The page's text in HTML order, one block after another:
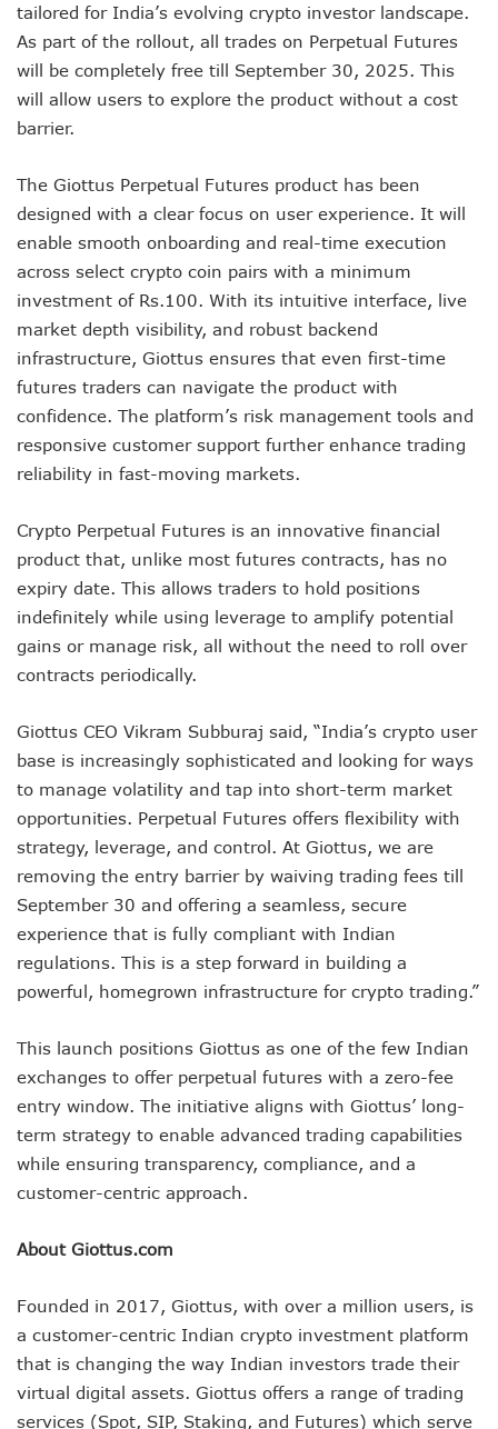
tailored for India’s evolving crypto investor landscape.
As part of the rollout, all trades on Perpetual Futures
will be completely free till September 30, 2025. This
will allow users to explore the product without a cost
barrier.
The Giottus Perpetual Futures product has been
designed with a clear focus on user experience. It will
enable smooth onboarding and real-time execution
across select crypto coin pairs with a minimum
investment of Rs.100. With its intuitive interface, live
market depth visibility, and robust backend
infrastructure, Giottus ensures that even first-time
futures traders can navigate the product with
confidence. The platform’s risk management tools and
responsive customer support further enhance trading
reliability in fast-moving markets.
Crypto Perpetual Futures is an innovative financial
product that, unlike most futures contracts, has no
expiry date. This allows traders to hold positions
indefinitely while using leverage to amplify potential
gains or manage risk, all without the need to roll over
contracts periodically.
Giottus CEO Vikram Subburaj said, “India’s crypto user
base is increasingly sophisticated and looking for ways
to manage volatility and tap into short-term market
opportunities. Perpetual Futures offers flexibility with
strategy, leverage, and control. At Giottus, we are
removing the entry barrier by waiving trading fees till
September 30 and offering a seamless, secure
experience that is fully compliant with Indian
regulations. This is a step forward in building a
powerful, homegrown infrastructure for crypto trading.”
This launch positions Giottus as one of the few Indian
exchanges to offer perpetual futures with a zero-fee
entry window. The initiative aligns with Giottus’ long-
term strategy to enable advanced trading capabilities
while ensuring transparency, compliance, and a
customer-centric approach.
About Giottus.com
Founded in 2017, Giottus, with over a million users, is
a customer-centric Indian crypto investment platform
that is changing the way Indian investors trade their
virtual digital assets. Giottus offers a range of trading
services (Spot, SIP, Staking, and Futures) which serve